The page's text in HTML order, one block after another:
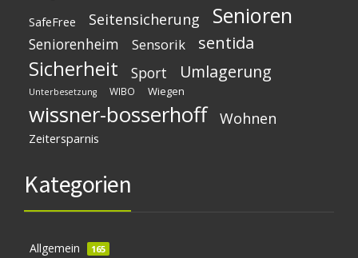
SafeFree Seitensicherung Senioren
Seniorenheim Sensorik sentida
Sicherheit Sport Umlagerung
Unterbesetzung WIBO Wiegen
wissner-bosserhoff Wohnen
Zeitersparnis
Kategorien
Allgemein 165